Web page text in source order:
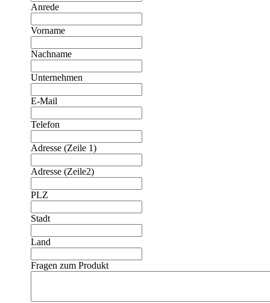
Anrede
Vorname
Nachname
Unternehmen
E-Mail
Telefon
Adresse (Zeile 1)
Adresse (Zeile2)
PLZ
Stadt
Land
Fragen zum Produkt